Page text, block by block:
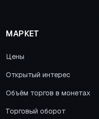
МАРКЕТ
Цены
Открытый интерес
Объём торгов в монетах
Торговый оборот